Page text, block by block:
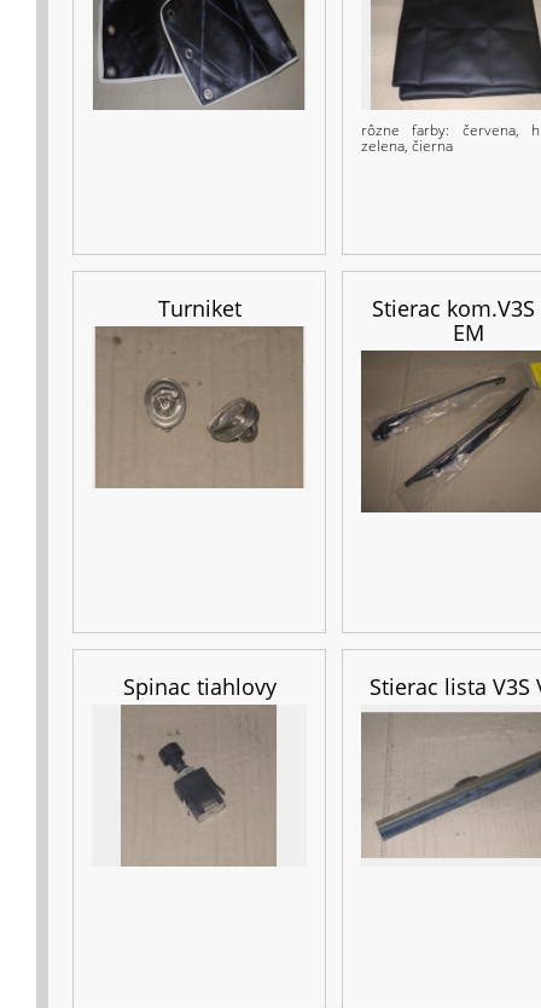
rôzne farby: červena,
zelena, čierna
Turniket
Stierac kom.V3S
EM
Spinac tiahlovy Stierac lista V3S